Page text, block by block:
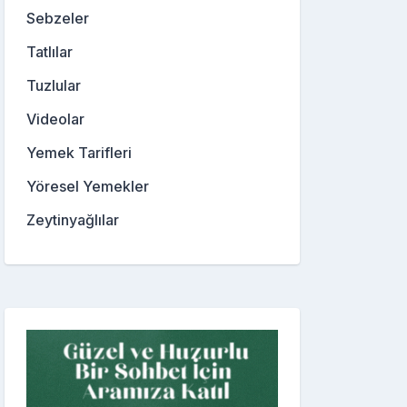
Sebzeler
Tatlılar
Tuzlular
Videolar
Yemek Tarifleri
Yöresel Yemekler
Zeytinyağlılar